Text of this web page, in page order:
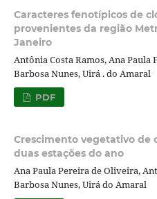
Caracteres fenotípicos de
provenientes da região
Janeiro
Antônia Costa Ramos, Ana
Barbosa Nunes, Uirá . do Amaral
PDF
Crescimento vegetativo de
duas estações do ano
Ana Paula Pereira de Oliveira,
Barbosa Nunes, Uirá do Amaral